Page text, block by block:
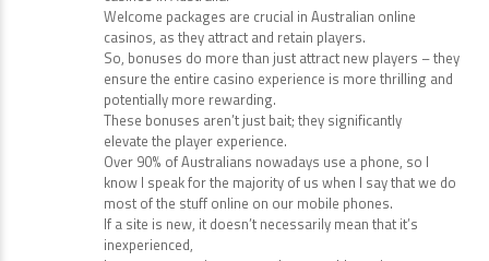
Welcome packages are crucial in Australian online
casinos, as they attract and retain players.
So, bonuses do more than just attract new players – they
ensure the entire casino experience is more thrilling and
potentially more rewarding.
These bonuses aren’t just bait; they significantly
elevate the player experience.
Over 90% of Australians nowadays use a phone, so I
know I speak for the majority of us when I say that we do
most of the stuff online on our mobile phones.
If a site is new, it doesn’t necessarily mean that it’s
inexperienced,